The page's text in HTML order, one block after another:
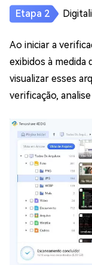
Ao iniciar a
exibidos à medida
visualizar esses
verificação,